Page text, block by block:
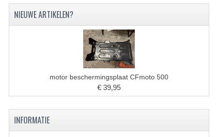
VERLICHTING
SHINERAY 300 STE
SHINERAY 300ST 5E
SHINERAY 350ST-2E
SHINERAY SPYDER/STIXE 250CC
NIEUWE ARTIKELEN?
motor beschermingsplaat CFmoto 500
€ 39,95
INFORMATIE